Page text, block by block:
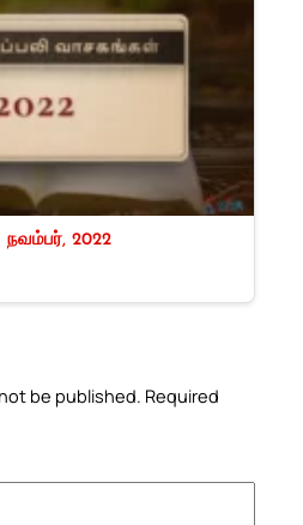
நவம்பர், 2022
be published. Required